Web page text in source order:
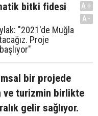
bitki fidesi
"2021'de Muğla
Proje
A+
A-
bir projede
ve turizmin birlikte
gelir sağlıyor.